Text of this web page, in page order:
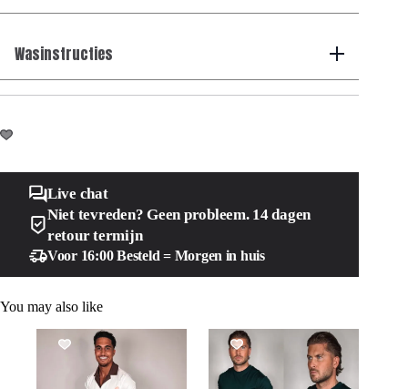
Wasinstructies
Live chat
Niet tevreden? Geen probleem. 14 dagen
retour termijn
Voor 16:00 Besteld = Morgen in huis
You may also like
SALE!